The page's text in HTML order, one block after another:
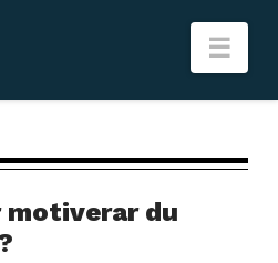
motiverar du